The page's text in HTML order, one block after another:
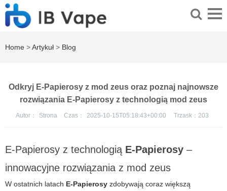
Home >Artykuł > Blog
Odkryj E-Papierosy z mod zeus oraz poznaj najnowsze
rozwiązania E-Papierosy z technologią mod zeus
Autor： Strona Czas： 2025-10-15T05:18:43+00:00 Trzask： 203
E-Papierosy z technologią E-Papierosy –
innowacyjne rozwiązania z mod zeus
W ostatnich latach E-Papierosy zdobywają coraz większą